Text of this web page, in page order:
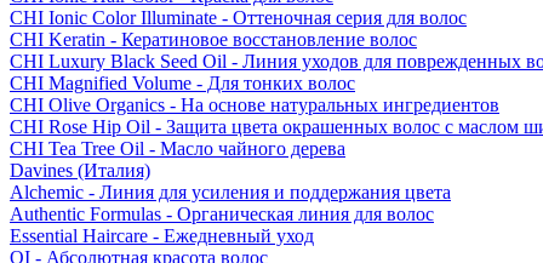
CHI Ionic Color Illuminate - Оттеночная серия для волос
CHI Keratin - Кератиновое восстановление волос
CHI Luxury Black Seed Oil - Линия уходов для поврежденных
CHI Magnified Volume - Для тонких волос
CHI Olive Organics - На основе натуральных ингредиентов
CHI Rose Hip Oil - Защита цвета окрашенных волос с маслом
CHI Tea Tree Oil - Масло чайного дерева
Davines (Италия)
Alchemic - Линия для усиления и поддержания цвета
Authentic Formulas - Органическая линия для волос
Essential Haircare - Eжедневный уход
OI - Абсолютная красота волос